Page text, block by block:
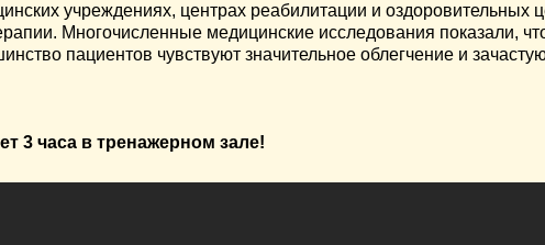
учреждениях, центрах реабилитации и оздоровительных
Многочисленные медицинские исследования показали,
пациентов чувствуют значительное облегчение и
3 часа в тренажерном зале!